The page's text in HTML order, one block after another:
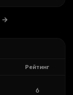
→
Рейтинг
6